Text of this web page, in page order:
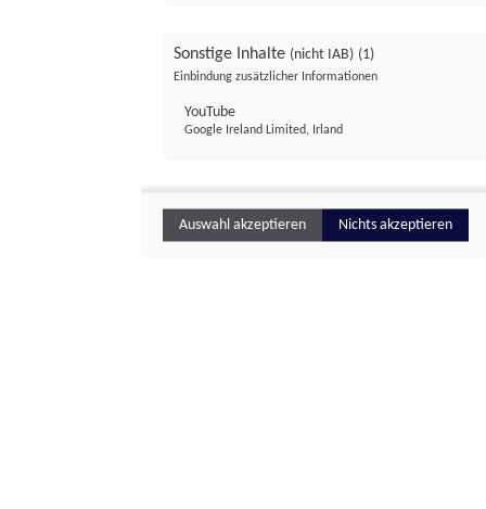
Sonstige Inhalte (nicht IAB) (1)
Einbindung zusätzlicher Informationen
YouTube
Google Ireland Limited, Irland
Auswahl akzeptieren Nichts akzeptieren